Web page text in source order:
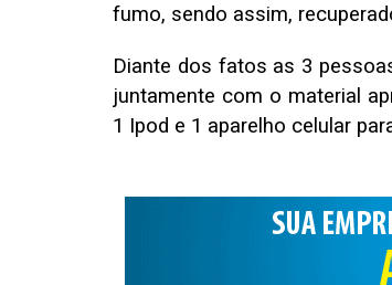
fumo, sendo assim,
Diante dos fatos as 3
juntamente com o material
1 Ipod e 1 aparelho celular